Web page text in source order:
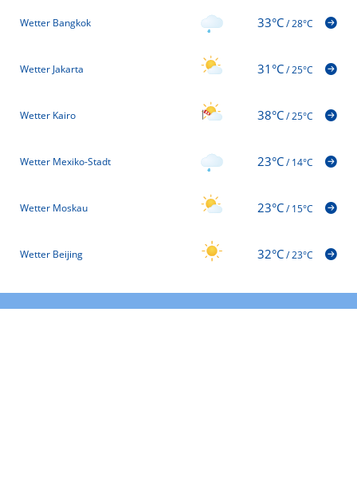
Wetter Bangkok 33°C/28°C
Wetter Jakarta 31°C/25°C
Wetter Kairo 38°C/25°C
Wetter Mexiko-Stadt 23°C/14°C
Wetter Moskau 23°C/15°C
Wetter Beijing 32°C/23°C